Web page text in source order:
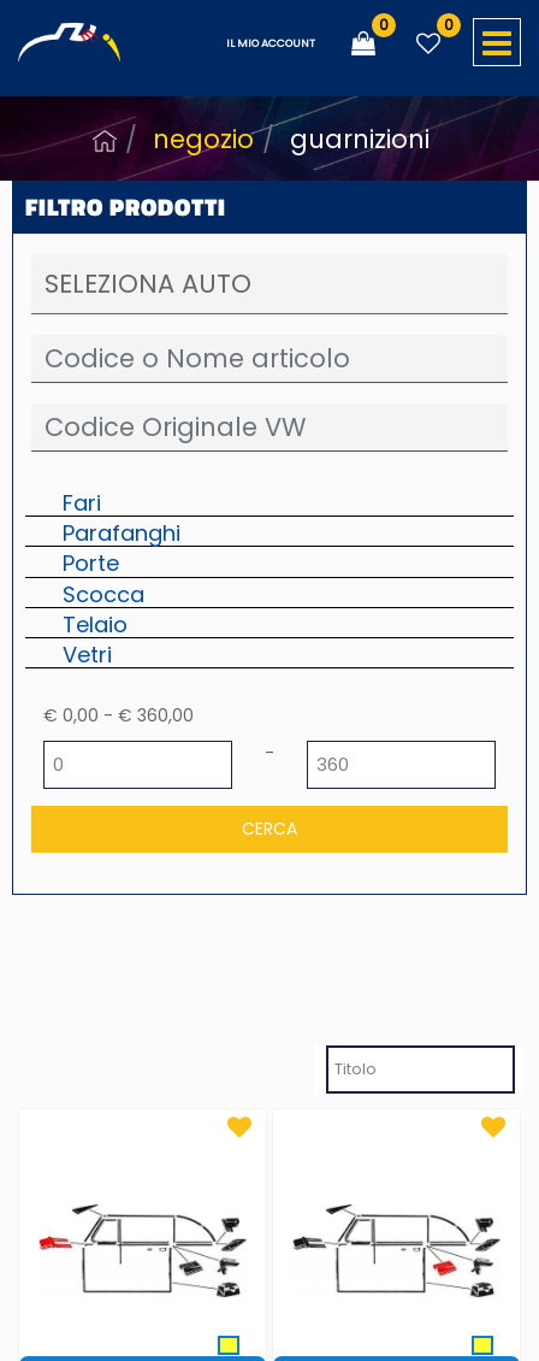
IL MIO ACCOUNT
0 0
negozio guarnizioni
FILTRO PRODOTTI
Fari
Parafanghi
Porte
Scocca
Telaio
Vetri
€ 0,00 - € 360,00
-